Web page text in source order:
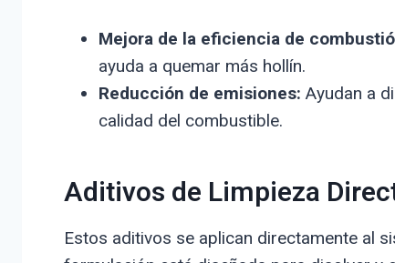
Mejora de la eficiencia de
ayuda a quemar más hollín.
Reducción de emisiones: Ayudan a
calidad del combustible.
Aditivos de Limpieza
Estos aditivos se aplican directamente al